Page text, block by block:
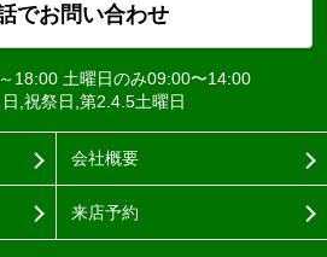
でお問い合わせ
18:00 土曜日のみ09:00〜14:00
日,祝祭日,第2.4.5土曜日
会社概要
来店予約